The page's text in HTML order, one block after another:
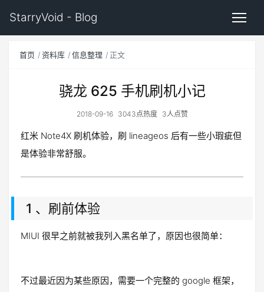
StarryVoid - Blog
首页 资料库 信息整理 正文
骁龙 625 手机刷机小记
2018-09-16 3043点热度 3人点赞
红米 Note4X 刷机体验，刷 lineageos 后有一些小瑕疵但
是体验非常舒服。
1 、刷前体验
MIUI 很早之前就被我列入黑名单了，原因也很简单：
不过最近因为某些原因，需要一个完整的 google 框架，